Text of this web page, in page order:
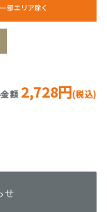
部エリア除く
額 2,728円(税込)
せ